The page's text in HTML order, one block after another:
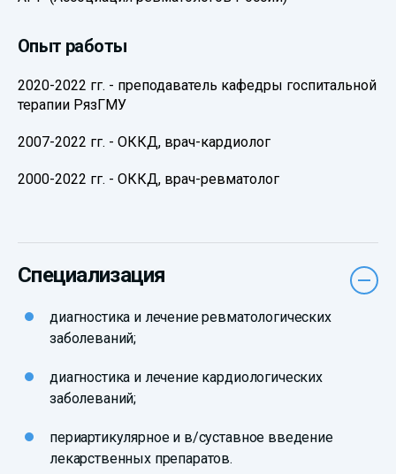
Опыт работы
2020-2022 гг. - преподаватель кафедры госпитальной
терапии РязГМУ
2007-2022 гг. - ОККД, врач-кардиолог
2000-2022 гг. - ОККД, врач-ревматолог
Специализация
диагностика и лечение ревматологических
заболеваний;
диагностика и лечение кардиологических
заболеваний;
периартикулярное и в/суставное введение
лекарственных препаратов.